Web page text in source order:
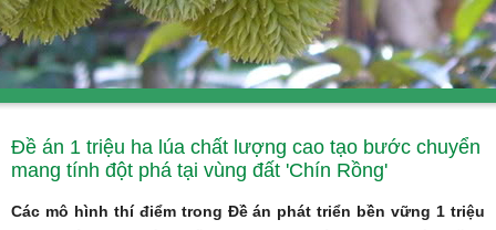
Đề án 1 triệu ha lúa chất lượng cao tạo bước chuyển
mang tính đột phá tại vùng đất 'Chín Rồng'
Các mô hình thí điểm trong Đề án phát triển bền vững 1 triệu